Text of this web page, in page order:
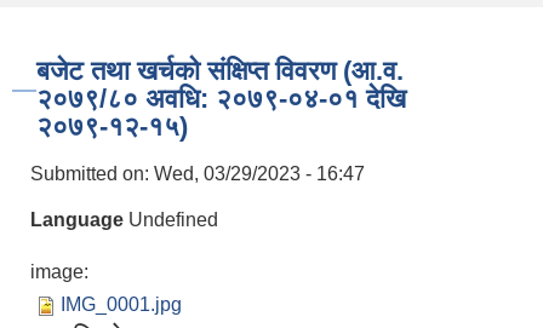
बजेट तथा खर्चको संक्षिप्त विवरण (आ.व.
२०७९/८० अवधि: २०७९-०४-०१ देखि
२०७९-१२-१५)
Submitted on: Wed, 03/29/2023 - 16:47
Language Undefined
image:
IMG_0001.jpg